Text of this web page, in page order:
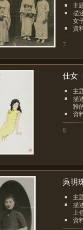
主
描
女
資
7
仕女
主
描
雅
資
8
吳明
主
描
上
資